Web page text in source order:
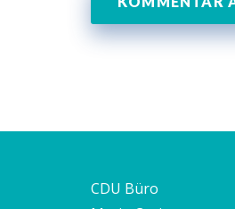
CDU Büro